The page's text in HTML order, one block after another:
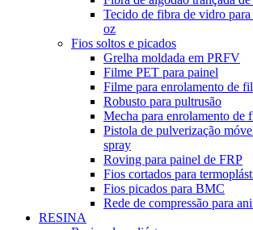
Tecido de fibra de vidro
oz
Fios soltos e picados
Grelha moldada em PRFV
Filme PET para painel
Filme para enrolamento de
Robusto para pultrusão
Mecha para enrolamento de
Pistola de pulverização
spray
Roving para painel de FRP
Fios cortados para
Fios picados para BMC
Rede de compressão para
RESINA